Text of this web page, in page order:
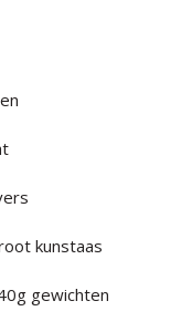
kunstaas
gewichten